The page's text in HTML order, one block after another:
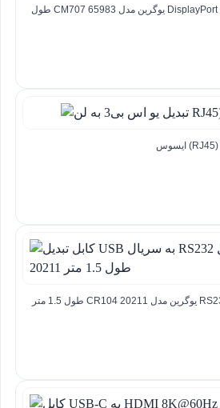
کابل USB-C به DisplayPort 16K@60Hz یوگرین مدل CM707 65983 طول